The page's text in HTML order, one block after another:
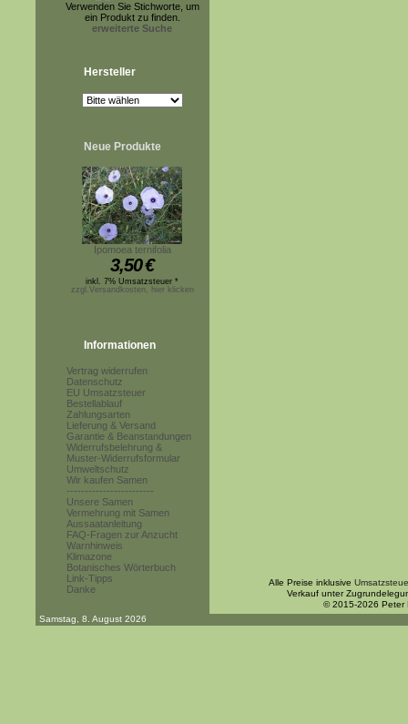
Verwenden Sie Stichworte, um
ein Produkt zu finden.
erweiterte Suche
Hersteller
Neue Produkte
Ipomoea ternifolia
3,50€
inkl. 7% Umsatzsteuer *
zzgl.Versandkosten, hier klicken
Informationen
Vertrag widerrufen
Datenschutz
EU Umsatzsteuer
Bestellablauf
Zahlungsarten
Lieferung & Versand
Garantie & Beanstandungen
Widerrufsbelehrung &
Muster-Widerrufsformular
Umweltschutz
Wir kaufen Samen
------------------------
Unsere Samen
Vermehrung mit Samen
Aussaatanleitung
FAQ-Fragen zur Anzucht
Warnhinweis
Klimazone
Botanisches Wörterbuch
Link-Tipps
Danke
Alle Preise inklusive
Verkauf unter
© 2015-2026 Peter
Samstag, 8. August 2026